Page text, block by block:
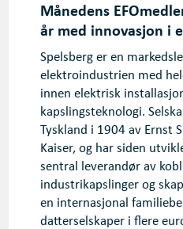
Månedens
år med innovasjon i
Spelsberg er en
elektroindustrien med
innen elektrisk
kapslingsteknologi.
Tyskland i 1904 av Ernst
Kaiser, og har siden
sentral leverandør av
industrikapslinger og
en internasjonal
datterselskaper i flere